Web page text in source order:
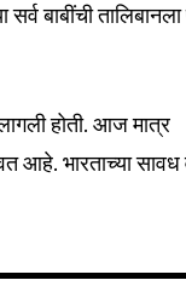
बाबींची तालिबानला
होती. आज मात्र
आहे. भारताच्या सावध